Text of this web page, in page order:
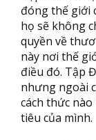
đóng thế giới
họ sẽ không
quyền về
này nơi thế
điều đó. Tập
nhưng ngoài
cách thức
tiêu của mình.